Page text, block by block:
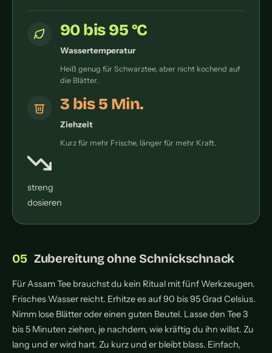
90 bis 95 °C
Wassertemperatur
Heiß genug für Schwarztee, aber nicht kochend auf
die Blätter.
3 bis 5 Min.
Ziehzeit
Kurz für mehr Frische, länger für mehr Kraft.
streng
dosieren
Zubereitung ohne Schnickschnack
Für Assam Tee brauchst du kein Ritual mit fünf Werkzeugen.
Frisches Wasser reicht. Erhitze es auf 90 bis 95 Grad Celsius.
Nimm lose Blätter oder einen guten Beutel. Lasse den Tee 3
bis 5 Minuten ziehen, je nachdem, wie kräftig du ihn willst. Zu
lang und er wird hart. Zu kurz und er bleibt blass. Einfach,